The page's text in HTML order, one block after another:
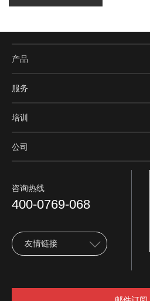
产品
服务
培训
公司
咨询热线
400-0769-068
友情链接